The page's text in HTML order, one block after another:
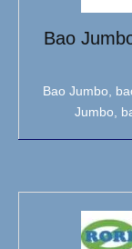
Bao
Bao Jumbo,
Jumbo,